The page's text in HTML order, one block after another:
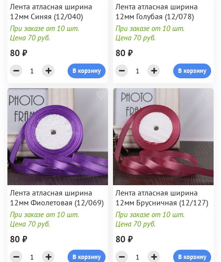
Лента атласная ширина
12мм Синяя (12/040)
При заказе от 10 шт.
Цена 70 руб.
80 ₽
В корзину
Лента атласная ширина
12мм Голубая (12/078)
При заказе от 10 шт.
Цена 70 руб.
80 ₽
В корзину
Лента атласная ширина
12мм Фиолетовая (12/069)
При заказе от 10 шт.
Цена 70 руб.
80 ₽
В корзину
Лента атласная ширина
12мм Брусничная (12/127)
При заказе от 10 шт.
Цена 70 руб.
80 ₽
В корзину